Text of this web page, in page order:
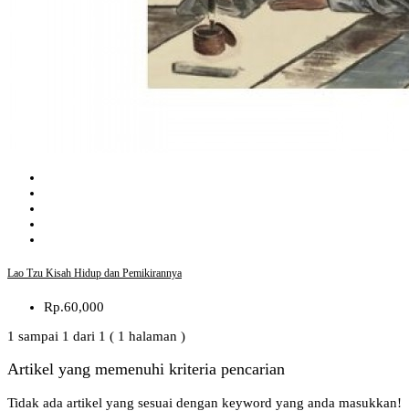
Lao Tzu Kisah Hidup dan Pemikirannya
Rp.60,000
1 sampai 1 dari 1 ( 1 halaman )
Artikel yang memenuhi kriteria pencarian
Tidak ada artikel yang sesuai dengan keyword yang anda masukkan!